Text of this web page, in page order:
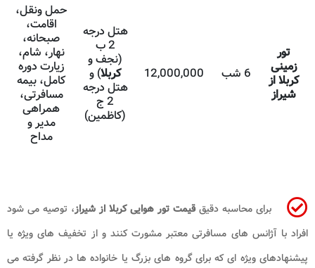
تور
زمینی
کربلا از
شیراز
6 شب 12,000,000
هتل درجه
2 ب
(نجف و
کربلا) و
هتل درجه
2 ج
(کاظمین)
حمل ونقل،
اقامت،
صبحانه،
نهار، شام،
زیارت دوره
کامل، بیمه
مسافرتی،
همراهی
مدیر و
مداح
برای محاسبه دقیققیمت تور هوایی کربلا از شیراز، توصیه می شود
افراد با آژانس های مسافرتی معتبر مشورت کنند و از تخفیف های ویژه یا
پیشنهادهای ویژه ای که برای گروه های بزرگ یا خانواده ها در نظر گرفته می